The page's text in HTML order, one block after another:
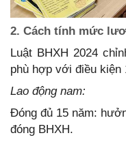
2. Cách tính mức
Luật BHXH 2024
phù hợp với điều kiện
Lao động nam:
Đóng đủ 15 năm:
đóng BHXH.